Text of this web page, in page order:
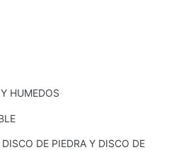
HUMEDOS
DE PIEDRA Y DISCO DE